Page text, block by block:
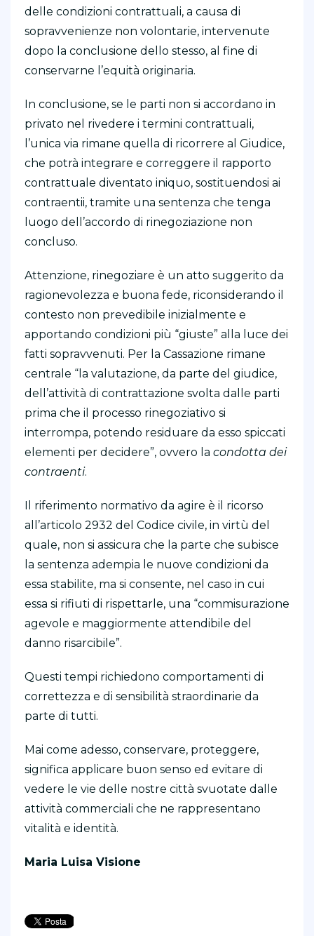
delle condizioni contrattuali, a causa di
sopravvenienze non volontarie, intervenute
dopo la conclusione dello stesso, al fine di
conservarne l’equità originaria.
In conclusione, se le parti non si accordano in
privato nel rivedere i termini contrattuali,
l’unica via rimane quella di ricorrere al Giudice,
che potrà integrare e correggere il rapporto
contrattuale diventato iniquo, sostituendosi ai
contraentii, tramite una sentenza che tenga
luogo dell’accordo di rinegoziazione non
concluso.
Attenzione, rinegoziare è un atto suggerito da
ragionevolezza e buona fede, riconsiderando il
contesto non prevedibile inizialmente e
apportando condizioni più “giuste” alla luce dei
fatti sopravvenuti. Per la Cassazione rimane
centrale “la valutazione, da parte del giudice,
dell’attività di contrattazione svolta dalle parti
prima che il processo rinegoziativo si
interrompa, potendo residuare da esso spiccati
elementi per decidere”, ovvero la condotta dei
contraenti.
Il riferimento normativo da agire è il ricorso
all’articolo 2932 del Codice civile, in virtù del
quale, non si assicura che la parte che subisce
la sentenza adempia le nuove condizioni da
essa stabilite, ma si consente, nel caso in cui
essa si rifiuti di rispettarle, una “commisurazione
agevole e maggiormente attendibile del
danno risarcibile”.
Questi tempi richiedono comportamenti di
correttezza e di sensibilità straordinarie da
parte di tutti.
Mai come adesso, conservare, proteggere,
significa applicare buon senso ed evitare di
vedere le vie delle nostre città svuotate dalle
attività commerciali che ne rappresentano
vitalità e identità.
Maria Luisa Visione